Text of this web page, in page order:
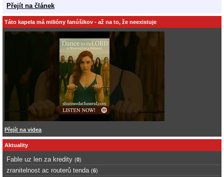
Přejít na článek
Táto kapela má milióny fanúšikov - až na to, že neexistuje
Přejít na videa
Aktuality
Fable uz len za kredity (0)
zranitelnost ac routerů tenda (6)